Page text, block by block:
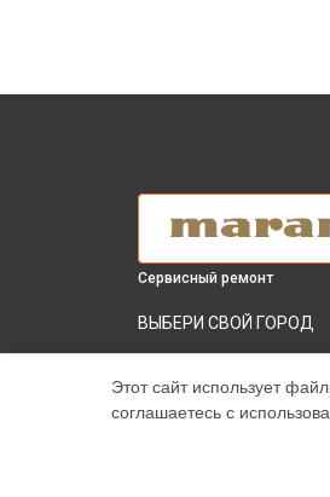
Сервисный ремонт
ВЫБЕРИ СВОЙ ГОРОД
Marantz вКраснодаре
Замена аудиоразъема
Этот сайт использует
соглашаетесь с